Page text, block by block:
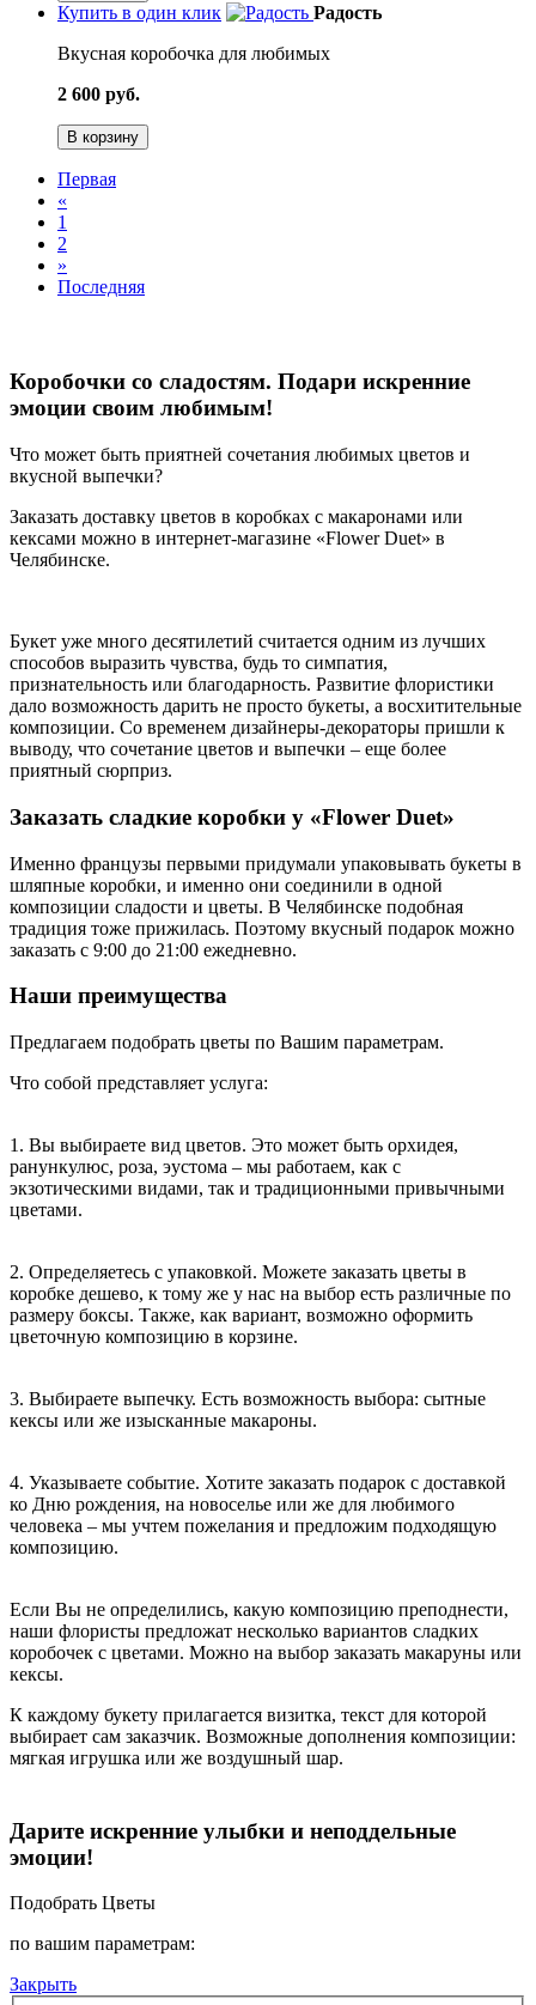
Купить в один клик
Радость
Вкусная коробочка для любимых
2 600 руб.
В корзину
Первая
«
1
2
»
Последняя
Коробочки со сладостям. Подари искренние
эмоции своим любимым!
Что может быть приятней сочетания любимых цветов и
вкусной выпечки?
Заказать доставку цветов в коробках с макаронами или
кексами можно в интернет-магазине «Flower Duet» в
Челябинске.
Букет уже много десятилетий считается одним из лучших
способов выразить чувства, будь то симпатия,
признательность или благодарность. Развитие флористики
дало возможность дарить не просто букеты, а восхитительные
композиции. Со временем дизайнеры-декораторы пришли к
выводу, что сочетание цветов и выпечки – еще более
приятный сюрприз.
Заказать сладкие коробки у «Flower Duet»
Именно французы первыми придумали упаковывать букеты в
шляпные коробки, и именно они соединили в одной
композиции сладости и цветы. В Челябинске подобная
традиция тоже прижилась. Поэтому вкусный подарок можно
заказать с 9:00 до 21:00 ежедневно.
Наши преимущества
Предлагаем подобрать цветы по Вашим параметрам.
Что собой представляет услуга:
1. Вы выбираете вид цветов. Это может быть орхидея,
ранункулюс, роза, эустома – мы работаем, как с
экзотическими видами, так и традиционными привычными
цветами.
2. Определяетесь с упаковкой. Можете заказать цветы в
коробке дешево, к тому же у нас на выбор есть различные по
размеру боксы. Также, как вариант, возможно оформить
цветочную композицию в корзине.
3. Выбираете выпечку. Есть возможность выбора: сытные
кексы или же изысканные макароны.
4. Указываете событие. Хотите заказать подарок с доставкой
ко Дню рождения, на новоселье или же для любимого
человека – мы учтем пожелания и предложим подходящую
композицию.
Если Вы не определились, какую композицию преподнести,
наши флористы предложат несколько вариантов сладких
коробочек с цветами. Можно на выбор заказать макаруны или
кексы.
К каждому букету прилагается визитка, текст для которой
выбирает сам заказчик. Возможные дополнения композиции:
мягкая игрушка или же воздушный шар.
Дарите искренние улыбки и неподдельные
эмоции!
Подобрать Цветы
по вашим параметрам:
Закрыть